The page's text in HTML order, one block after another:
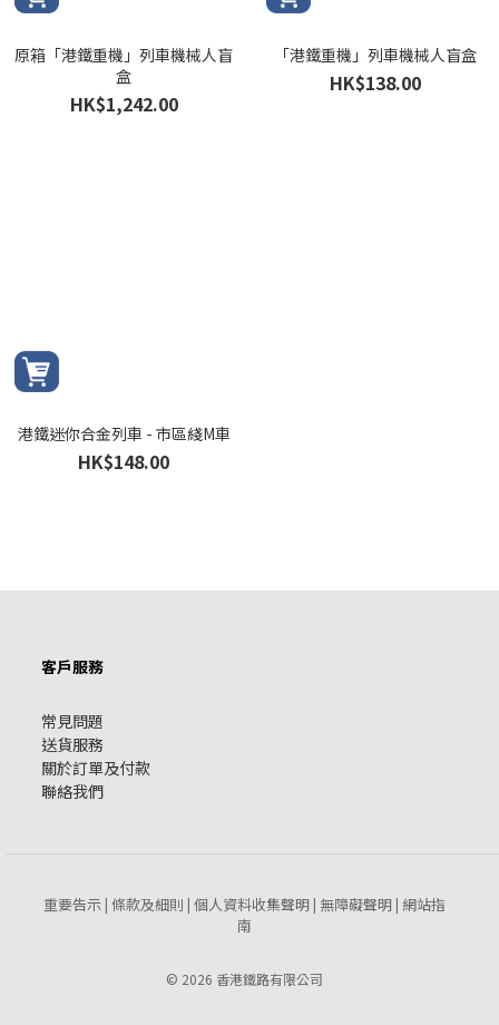
原箱「港鐵重機」列車機械人盲
盒
HK$1,242.00
「港鐵重機」列車機械人盲盒
HK$138.00
港鐵迷你合金列車 - 市區綫M車
HK$148.00
客戶服務
常見問題
送貨服務
關於訂單及付款
聯絡我們
重要告示| 條款及細則 | 個人資料收集聲明| 無障礙聲明| 網站指
南
© 2026 香港鐵路有限公司